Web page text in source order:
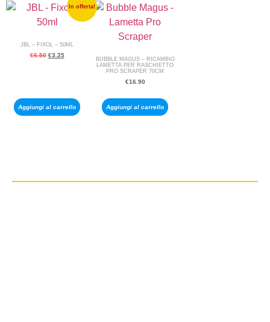
In offerta!
JBL – FIXOL – 50ML
€6.50 €3.25
Aggiungi al carrello
BUBBLE MAGUS – RICAMBIO
LAMETTA PER RASCHIETTO
PRO SCRAPER 70CM
€16.90
Aggiungi al carrello